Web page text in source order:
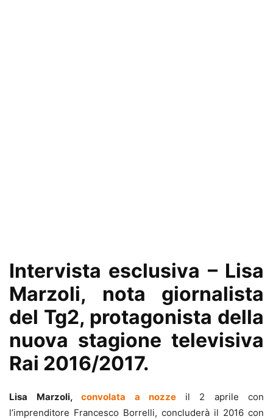
Intervista esclusiva – Lisa
Marzoli, nota giornalista
del Tg2, protagonista della
nuova stagione televisiva
Rai 2016/2017.
Lisa Marzoli, convolata a nozze
il 2 aprile con
l’imprenditore Francesco Borrelli, concluderà il 2016 con